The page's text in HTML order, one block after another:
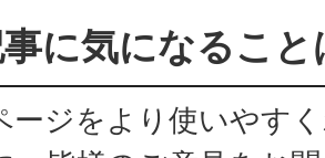
に気になるこ
ージをより使いやす